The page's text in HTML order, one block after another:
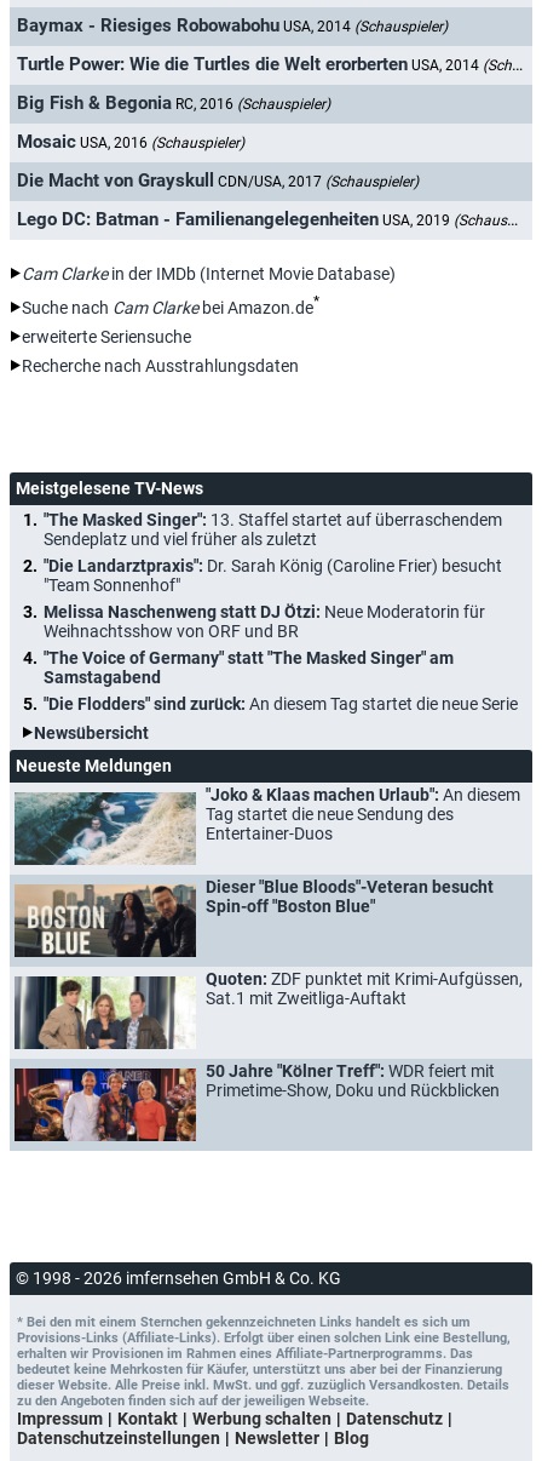
Baymax - Riesiges Robowabohu USA, 2014 (Schauspieler)
Turtle Power: Wie die Turtles die Welt erorberten USA, 2014 (Schauspieler)
Big Fish & Begonia RC, 2016 (Schauspieler)
Mosaic USA, 2016 (Schauspieler)
Die Macht von Grayskull CDN/USA, 2017 (Schauspieler)
Lego DC: Batman - Familienangelegenheiten USA, 2019 (Schauspieler)
Cam Clarkein der IMDb (Internet Movie Database)
Suche nach Cam Clarkebei Amazon.de*
erweiterte Seriensuche
Recherche nach Ausstrahlungsdaten
Meistgelesene TV-News
"The Masked Singer": 13. Staffel startet auf überraschendem
Sendeplatz und viel früher als zuletzt
"Die Landarztpraxis": Dr. Sarah König (Caroline Frier) besucht
"Team Sonnenhof"
Melissa Naschenweng statt DJ Ötzi: Neue Moderatorin für
Weihnachtsshow von ORF und BR
"The Voice of Germany" statt "The Masked Singer" am
Samstagabend
"Die Flodders" sind zurück: An diesem Tag startet die neue Serie
Newsübersicht
Neueste Meldungen
"Joko & Klaas machen Urlaub": An diesem
Tag startet die neue Sendung des
Entertainer-Duos
Dieser "Blue Bloods"-Veteran besucht
Spin-off "Boston Blue"
Quoten: ZDF punktet mit Krimi-Aufgüssen,
Sat.1 mit Zweitliga-Auftakt
50 Jahre "Kölner Treff": WDR feiert mit
Primetime-Show, Doku und Rückblicken
© 1998 - 2026 imfernsehen GmbH & Co. KG
* Bei den mit einem Sternchen gekennzeichneten Links handelt es sich um
Provisions-Links (Affiliate-Links). Erfolgt über einen solchen Link eine Bestellung,
erhalten wir Provisionen im Rahmen eines Affiliate-Partnerprogramms. Das
bedeutet keine Mehrkosten für Käufer, unterstützt uns aber bei der Finanzierung
dieser Website. Alle Preise inkl. MwSt. und ggf. zuzüglich Versandkosten. Details
zu den Angeboten finden sich auf der jeweiligen Webseite.
Impressum Kontakt Werbung schalten
Datenschutz
Datenschutzeinstellungen
Newsletter Blog